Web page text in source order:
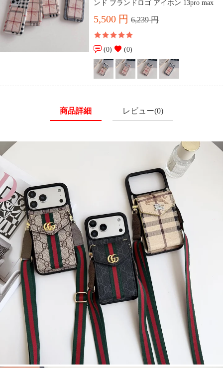
ンド ブランドロゴ アイホン 13pro max
5,500 円6,239 円
(0) (0)
商品詳細 レビュー(0)